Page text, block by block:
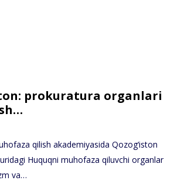
prokuratura organlari
qilish akademiyasida Qozog‘iston
Huquqni muhofaza qiluvchi organlar
va…